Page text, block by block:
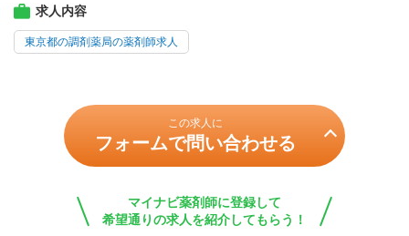
求人内容
東京都の調剤薬局の薬剤師求人
この求人に
フォームで問い合わせる
マイナビ薬剤師に登録して
希望通りの求人を紹介してもらう！